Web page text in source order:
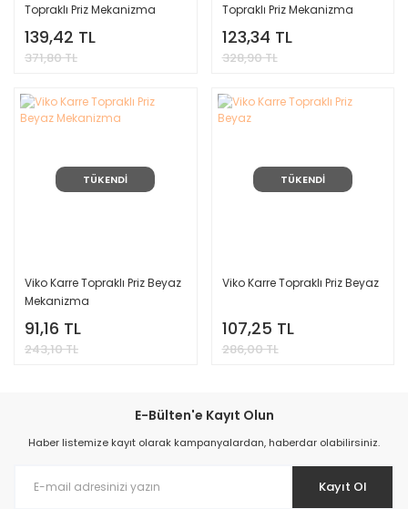
Topraklı Priz Mekanizma
(Çerçeve Dahil)(Çocuk
Korumalı) 90967012
139,42 TL
371,80 TL
Topraklı Priz Mekanizma
(Çerçeve Hariç)(Çocuk
Korumalı) 90967012
123,34 TL
328,90 TL
TÜKENDİ
Viko Karre Topraklı Priz Beyaz
Mekanizma
91,16 TL
243,10 TL
TÜKENDİ
Viko Karre Topraklı Priz Beyaz
107,25 TL
286,00 TL
E-Bülten'e Kayıt Olun
Haber listemize kayıt olarak kampanyalardan, haberdar olabilirsiniz.
Kayıt Ol